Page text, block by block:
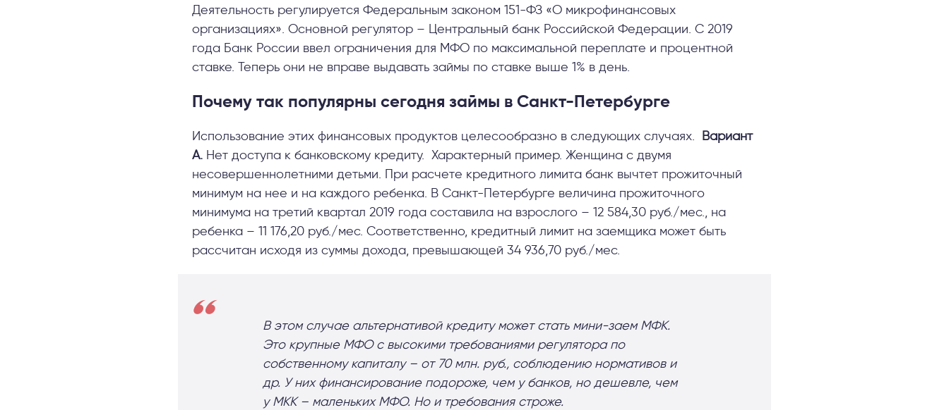
Деятельность регулируется Федеральным законом 151-ФЗ «О микрофинансовых
организациях». Основной регулятор – Центральный банк Российской Федерации. С 2019
года Банк России ввел ограничения для МФО по максимальной переплате и процентной
ставке. Теперь они не вправе выдавать займы по ставке выше 1% в день.
Почему так популярны сегодня займы в Санкт-Петербурге
Использование этих финансовых продуктов целесообразно в следующих случаях. Вариант
А. Нет доступа к банковскому кредиту. Характерный пример. Женщина с двумя
несовершеннолетними детьми. При расчете кредитного лимита банк вычтет прожиточный
минимум на нее и на каждого ребенка. В Санкт-Петербурге величина прожиточного
минимума на третий квартал 2019 года составила на взрослого – 12 584,30 руб./мес., на
ребенка – 11 176,20 руб./мес. Соответственно, кредитный лимит на заемщика может быть
рассчитан исходя из суммы дохода, превышающей 34 936,70 руб./мес.
В этом случае альтернативой кредиту может стать мини-заем МФК.
Это крупные МФО с высокими требованиями регулятора по
собственному капиталу – от 70 млн. руб., соблюдению нормативов и
др. У них финансирование подороже, чем у банков, но дешевле, чем
у МКК – маленьких МФО. Но и требования строже.